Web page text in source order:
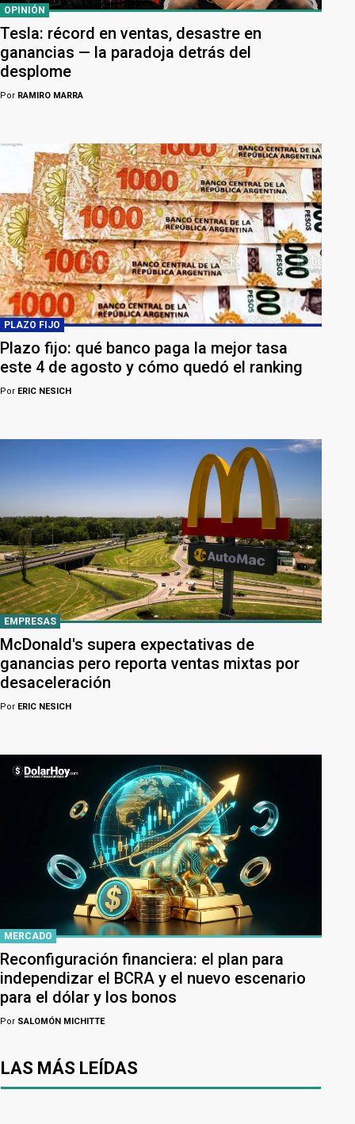
OPINIÓN
Tesla: récord en ventas, desastre en
ganancias — la paradoja detrás del
desplome
Por RAMIRO MARRA
PLAZO FIJO
Plazo fijo: qué banco paga la mejor tasa
este 4 de agosto y cómo quedó el ranking
Por ERIC NESICH
EMPRESAS
McDonald's supera expectativas de
ganancias pero reporta ventas mixtas por
desaceleración
Por ERIC NESICH
MERCADO
Reconfiguración financiera: el plan para
independizar el BCRA y el nuevo escenario
para el dólar y los bonos
Por SALOMÓN MICHITTE
LAS MÁS LEÍDAS